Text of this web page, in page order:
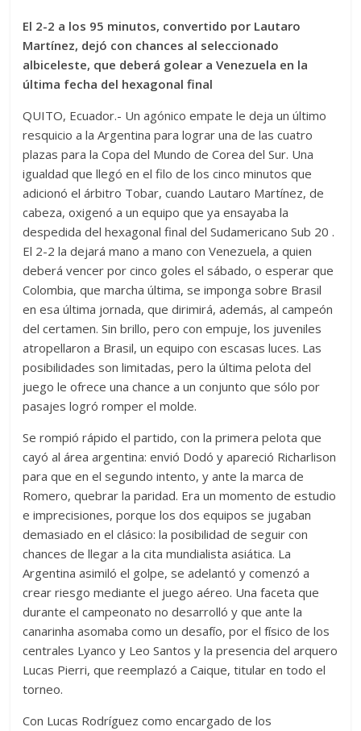
El 2-2 a los 95 minutos, convertido por Lautaro
Martínez, dejó con chances al seleccionado
albiceleste, que deberá golear a Venezuela en la
última fecha del hexagonal final
QUITO, Ecuador.- Un agónico empate le deja un último
resquicio a la Argentina para lograr una de las cuatro
plazas para la Copa del Mundo de Corea del Sur. Una
igualdad que llegó en el filo de los cinco minutos que
adicionó el árbitro Tobar, cuando Lautaro Martínez, de
cabeza, oxigenó a un equipo que ya ensayaba la
despedida del hexagonal final del Sudamericano Sub 20 .
El 2-2 la dejará mano a mano con Venezuela, a quien
deberá vencer por cinco goles el sábado, o esperar que
Colombia, que marcha última, se imponga sobre Brasil
en esa última jornada, que dirimirá, además, al campeón
del certamen. Sin brillo, pero con empuje, los juveniles
atropellaron a Brasil, un equipo con escasas luces. Las
posibilidades son limitadas, pero la última pelota del
juego le ofrece una chance a un conjunto que sólo por
pasajes logró romper el molde.
Se rompió rápido el partido, con la primera pelota que
cayó al área argentina: envió Dodó y apareció Richarlison
para que en el segundo intento, y ante la marca de
Romero, quebrar la paridad. Era un momento de estudio
e imprecisiones, porque los dos equipos se jugaban
demasiado en el clásico: la posibilidad de seguir con
chances de llegar a la cita mundialista asiática. La
Argentina asimiló el golpe, se adelantó y comenzó a
crear riesgo mediante el juego aéreo. Una faceta que
durante el campeonato no desarrolló y que ante la
canarinha asomaba como un desafío, por el físico de los
centrales Lyanco y Leo Santos y la presencia del arquero
Lucas Pierri, que reemplazó a Caique, titular en todo el
torneo.
Con Lucas Rodríguez como encargado de los